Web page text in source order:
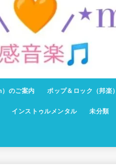
のご案内 ポップ＆ロック（邦楽）
インストゥルメンタル 未分類